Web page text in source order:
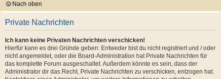
Nach oben
Private Nachrichten
Ich kann keine Privaten Nachrichten verschicken!
Hierfür kann es drei Gründe geben: Entweder bist du nicht registriert und / oder
nicht angemeldet, oder die Board-Administration hat Private Nachrichten für
das komplette Forum ausgeschaltet. Außerdem könnte es sein, dass der
Administrator dir das Recht, Private Nachrichten zu verschicken, entzogen hat.